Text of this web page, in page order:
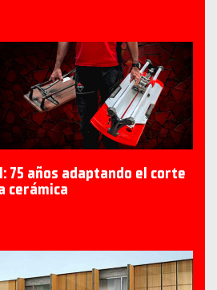
75 años adaptando el corte
cerámica